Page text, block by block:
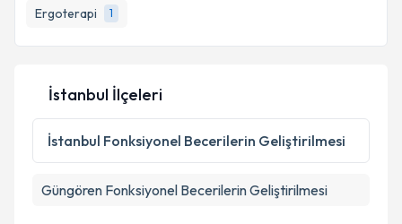
Ergoterapi
1
bilgilendireceğiz.
E-posta Adresiniz
Kişisel verilerimin işlenmesine ilişkin
Aydınlatma
Metni'ni okudum ve kişisel verilerimin belirtilen
İstanbul İlçeleri
İstanbul Fonksiyonel Becerilerin Geliştirilmesi
Güngören Fonksiyonel Becerilerin Geliştirilmesi